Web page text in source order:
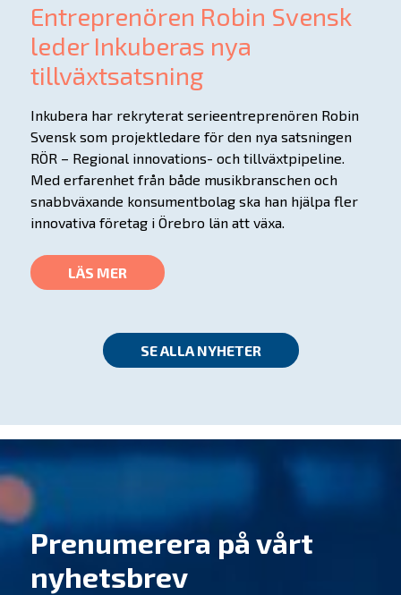
SE ALLA NYHETER
Entreprenören Robin Svensk
leder Inkuberas nya
tillväxtsatsning
Inkubera har rekryterat serieentreprenören Robin
Svensk som projektledare för den nya satsningen
RÖR – Regional innovations- och tillväxtpipeline.
Med erfarenhet från både musikbranschen och
snabbväxande konsumentbolag ska han hjälpa fler
innovativa företag i Örebro län att växa.
LÄS MER
Prenumerera på vårt
nyhetsbrev